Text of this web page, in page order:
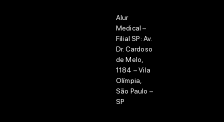
Alur
Medical –
Filial SP: Av.
Dr. Cardoso
de Melo,
1184 – Vila
Olímpia,
São Paulo –
SP